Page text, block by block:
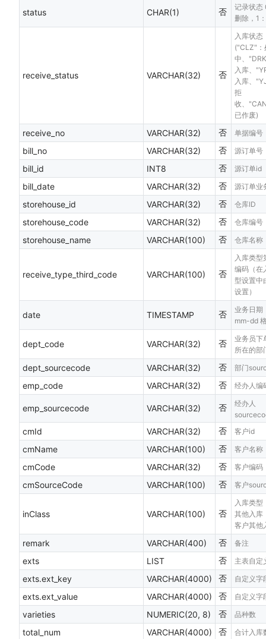
status CHAR(1) 否
记录状态
删除，1
receive_status VARCHAR(32) 否
入库状态
("CLZ"：
中、
入库、
入库、
拒
收、
已作废)
receive_no VARCHAR(32) 否 单据编号
bill_no VARCHAR(32) 否 源订单号
bill_id INT8 否 源订单id
bill_date VARCHAR(32) 否 源订单业
storehouse_id VARCHAR(32) 否 仓库ID
storehouse_code VARCHAR(32) 否 仓库编号
storehouse_name VARCHAR(100) 否 仓库名称
receive_type_third_code VARCHAR(100) 否
入库类型
编码（在
型设置中
设置）
date TIMESTAMP 否
业务日
mm-dd
dept_code VARCHAR(32) 否
业务员下
所在的部
dept_sourcecode VARCHAR(32) 否 部门
emp_code VARCHAR(32) 否 经办人编
emp_sourcecode VARCHAR(32) 否
经办人
cmId VARCHAR(32) 否 客户id
cmName VARCHAR(100) 否 客户名称
cmCode VARCHAR(32) 否 客户编码
cmSourceCode VARCHAR(100) 否 客户
inClass VARCHAR(100) 否
入库类
其他入库
客户其他
remark VARCHAR(400) 否 备注
exts LIST 否 主表自定
exts.ext_key VARCHAR(4000) 否 自定义字
exts.ext_value VARCHAR(4000) 否 自定义字
varieties NUMERIC(20, 8) 否 品种数
total_num VARCHAR(4000) 否 合计入库